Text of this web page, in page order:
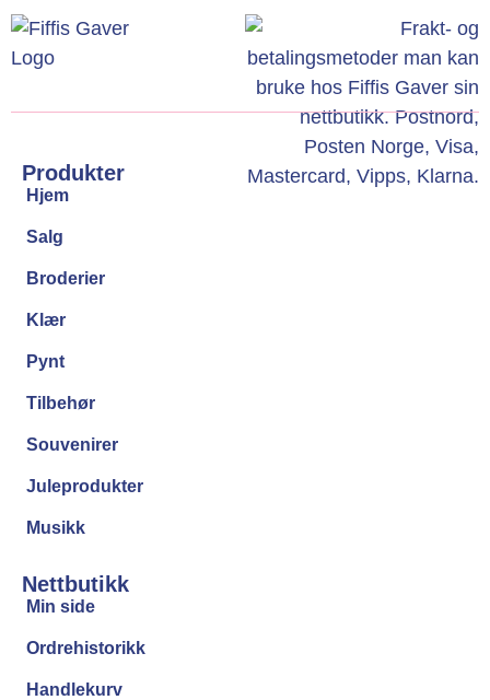
Produkter
Hjem
Salg
Broderier
Klær
Pynt
Tilbehør
Souvenirer
Juleprodukter
Musikk
Nettbutikk
Min side
Ordrehistorikk
Handlekurv